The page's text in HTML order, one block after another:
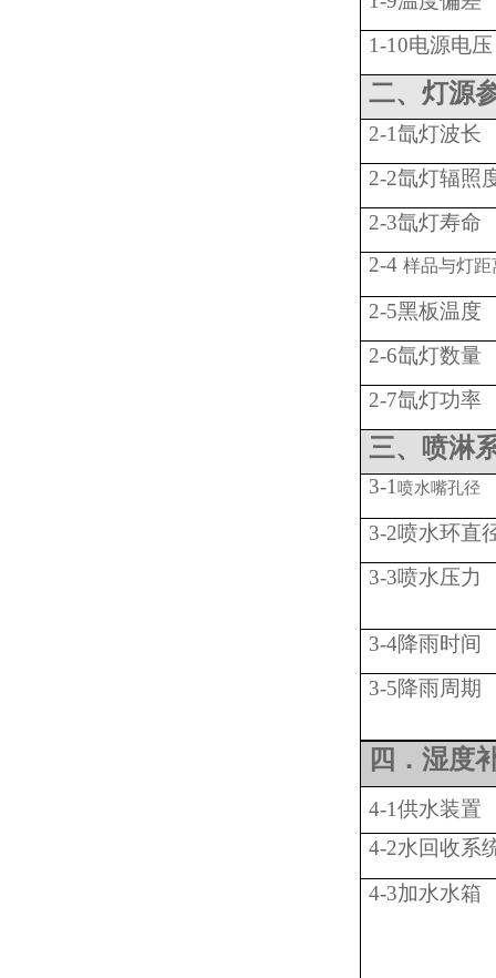
1-10电源电压
二、灯源
2-1氙灯波长
2-2氙灯辐照
2-3氙灯寿命
2-4 样品与灯距
2-5黑板温度
2-6氙灯数量
2-7氙灯功率
三、喷淋
3-1 喷水嘴孔径
3-2喷水环直
3-3喷水压力
3-4降雨时间
3-5降雨周期
四．湿度
4-1供水装置
4-2水回收系
4-3加水水箱